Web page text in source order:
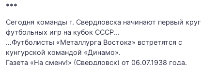
***
Сегодня команды г. Свердловска начинают первый круг
футбольных игр на кубок СССР...
…Футболисты «Металлурга Востока» встретятся с
кунгурской командой «Динамо».
Газета «На смену!» (Свердловск) от 06.07.1938 года.